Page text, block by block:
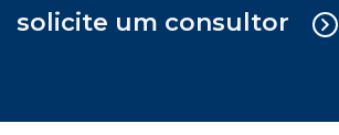
Cipa Síndica + Gestão